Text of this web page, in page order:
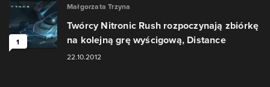
1
Małgorzata Trzyna
Twórcy Nitronic Rush rozpoczynają zbiórkę
na kolejną grę wyścigową, Distance
22.10.2012